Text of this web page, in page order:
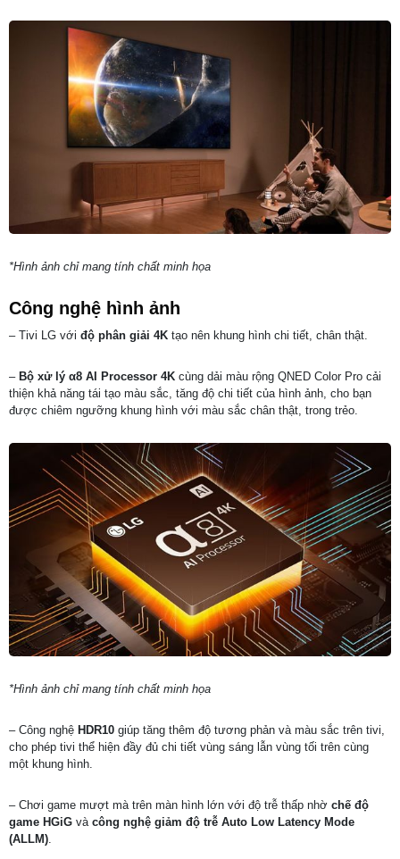
*Hình ảnh chỉ mang tính chất minh họa
Công nghệ hình ảnh
– Tivi LG với độ phân giải 4K tạo nên khung hình chi tiết, chân thật.
–Bộ xử lý α8 AI Processor 4K cùng dải màu rộng QNED Color Pro cải
thiện khả năng tái tạo màu sắc, tăng độ chi tiết của hình ảnh, cho bạn
được chiêm ngưỡng khung hình với màu sắc chân thật, trong trẻo.
*Hình ảnh chỉ mang tính chất minh họa
– Công nghệ HDR10 giúp tăng thêm độ tương phản và màu sắc trên tivi,
cho phép tivi thể hiện đầy đủ chi tiết vùng sáng lẫn vùng tối trên cùng
một khung hình.
– Chơi game mượt mà trên màn hình lớn với độ trễ thấp nhờ chế độ
game HGiG và công nghệ giảm độ trễ Auto Low Latency Mode
(ALLM)